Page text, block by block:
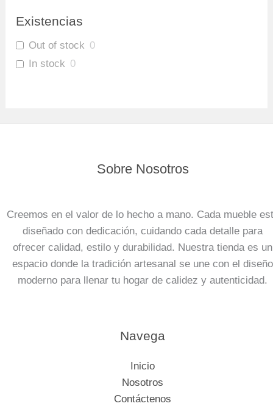
Existencias
Out of stock 0
In stock 0
Sobre Nosotros
Creemos en el valor de lo hecho a mano. Cada mueble
diseñado con dedicación, cuidando cada detalle para
ofrecer calidad, estilo y durabilidad. Nuestra tienda es un
espacio donde la tradición artesanal se une con el diseño
moderno para llenar tu hogar de calidez y autenticidad.
Navega
Inicio
Nosotros
Contáctenos